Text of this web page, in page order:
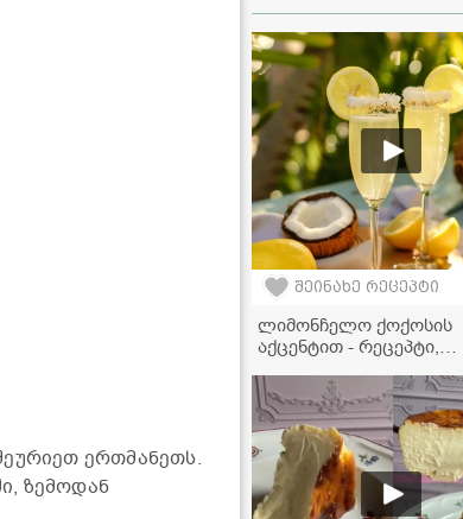
ერთმანეთს.
ზემოდან
შეინახე რეცეპტი
ლიმონჩელო ქოქოსის
აქცენტით - რეცეპტი,
წარმოდგენას შეცვლის
სასმელზე!